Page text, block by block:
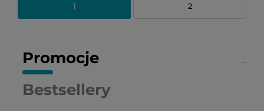
1 2
Promocje
Bestsellery